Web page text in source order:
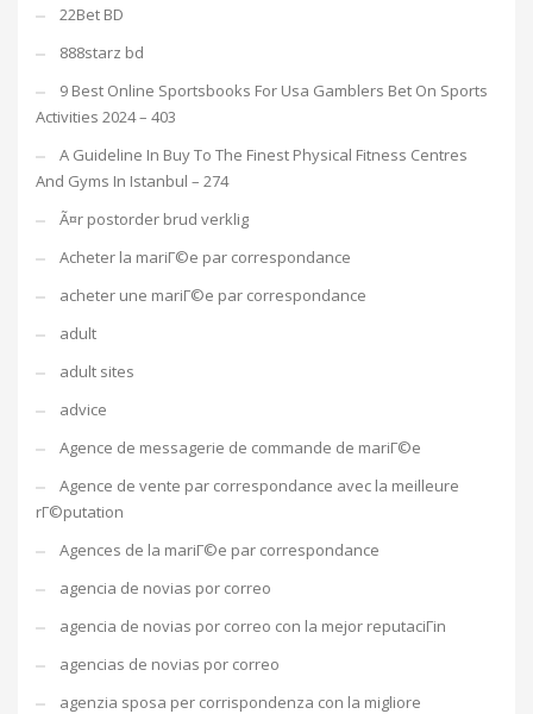
22Bet BD
888starz bd
9 Best Online Sportsbooks For Usa Gamblers Bet On Sports
Activities 2024 – 403
A Guideline In Buy To The Finest Physical Fitness Centres
And Gyms In Istanbul – 274
Ã¤r postorder brud verklig
Acheter la mariГ©e par correspondance
acheter une mariГ©e par correspondance
adult
adult sites
advice
Agence de messagerie de commande de mariГ©e
Agence de vente par correspondance avec la meilleure
rГ©putation
Agences de la mariГ©e par correspondance
agencia de novias por correo
agencia de novias por correo con la mejor reputaciГіn
agencias de novias por correo
agenzia sposa per corrispondenza con la migliore